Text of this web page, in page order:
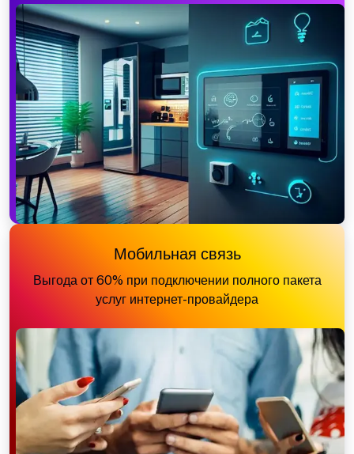
Мобильная связь
Выгода от 60% при подключении полного пакета
услуг интернет-провайдера